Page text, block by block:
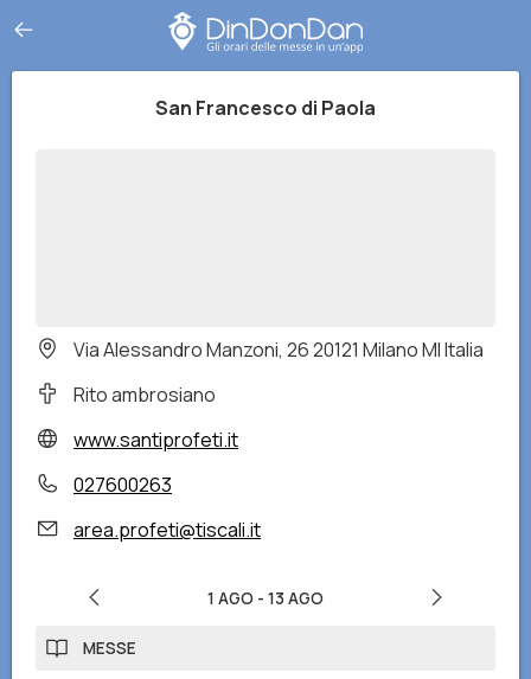
San Francesco di Paola
Via Alessandro Manzoni, 26 20121 Milano MI Italia
Rito ambrosiano
www.santiprofeti.it
027600263
area.profeti@tiscali.it
1 AGO - 13 AGO
MESSE